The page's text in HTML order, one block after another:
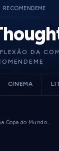
RECOMENDEME
DA
CINEMA
Copa do Mundo…